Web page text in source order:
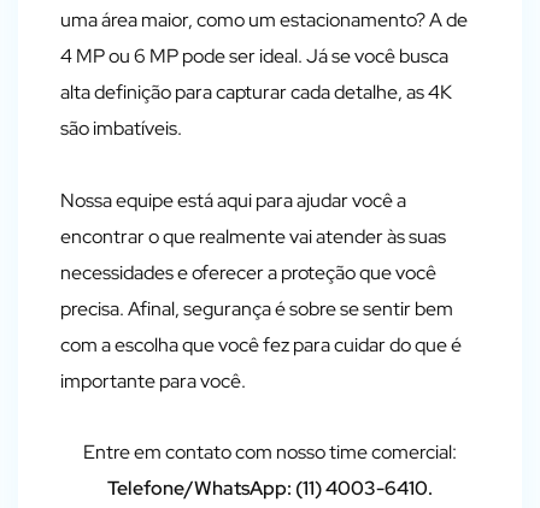
uma área maior, como um estacionamento? A de
4 MP ou 6 MP pode ser ideal. Já se você busca
alta definição para capturar cada detalhe, as 4K
são imbatíveis.
Nossa equipe está aqui para ajudar você a
encontrar o que realmente vai atender às suas
necessidades e oferecer a proteção que você
precisa. Afinal, segurança é sobre se sentir bem
com a escolha que você fez para cuidar do que é
importante para você.
Entre em contato com nosso time comercial:
Telefone/WhatsApp: (11) 4003-6410.